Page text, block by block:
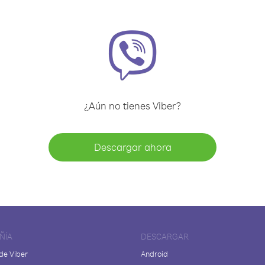
¿Aún no tienes Viber?
Descargar ahora
Viber
DESCARGAR
Android